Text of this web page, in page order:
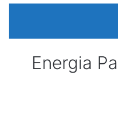
Energia